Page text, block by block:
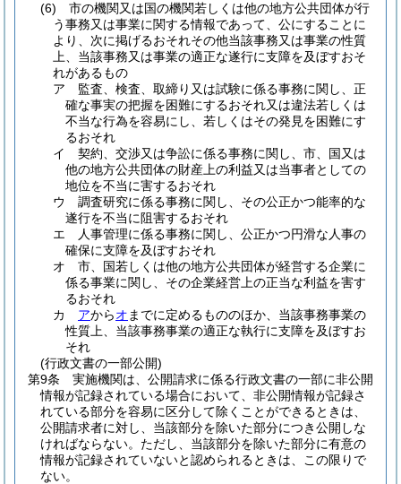
(6)
市の機関又は国の機関若しくは他の地方公共団体が行
う事務又は事業に関する情報であって、公にすることに
より、次に掲げるおそれその他当該事務又は事業の性質
上、当該事務又は事業の適正な遂行に支障を及ぼすおそ
れがあるもの
ア
監査、検査、取締り又は試験に係る事務に関し、正
確な事実の把握を困難にするおそれ又は違法若しくは
不当な行為を容易にし、若しくはその発見を困難にす
るおそれ
イ
契約、交渉又は争訟に係る事務に関し、市、国又は
他の地方公共団体の財産上の利益又は当事者としての
地位を不当に害するおそれ
ウ
調査研究に係る事務に関し、その公正かつ能率的な
遂行を不当に阻害するおそれ
エ
人事管理に係る事務に関し、公正かつ円滑な人事の
確保に支障を及ぼすおそれ
オ
市、国若しくは他の地方公共団体が経営する企業に
係る事業に関し、その企業経営上の正当な利益を害す
るおそれ
カ
アからオ までに定めるもののほか、当該事務事業の
性質上、当該事務事業の適正な執行に支障を及ぼすお
それ
(行政文書の一部公開)
第9条
実施機関は、公開請求に係る行政文書の一部に非公開
情報が記録されている場合において、非公開情報が記録さ
れている部分を容易に区分して除くことができるときは、
公開請求者に対し、当該部分を除いた部分につき公開しな
ければならない。 ただし、当該部分を除いた部分に有意の
情報が記録されていないと認められるときは、この限りで
ない。